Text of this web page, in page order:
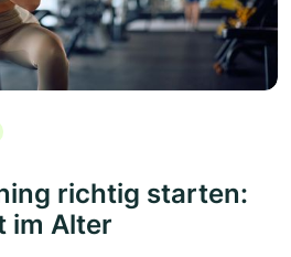
richtig starten:
im Alter